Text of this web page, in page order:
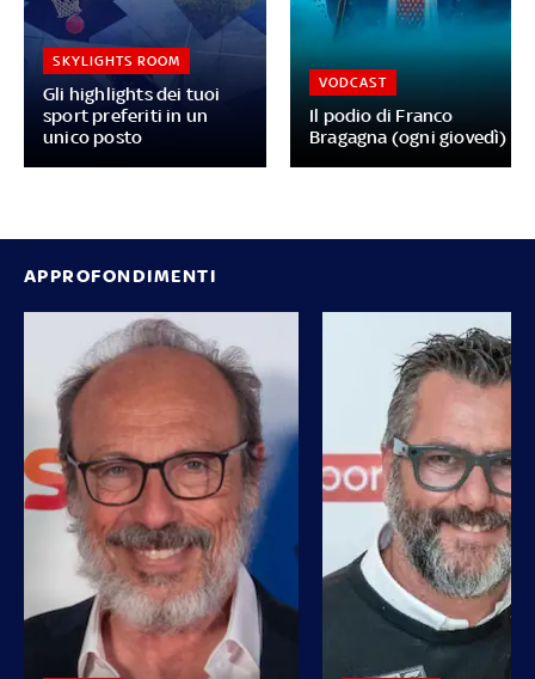
SKYLIGHTS ROOM
Gli highlights dei tuoi
sport preferiti in un
unico posto
VODCAST
Il podio di Franco
Bragagna (ogni giovedì)
APPROFONDIMENTI